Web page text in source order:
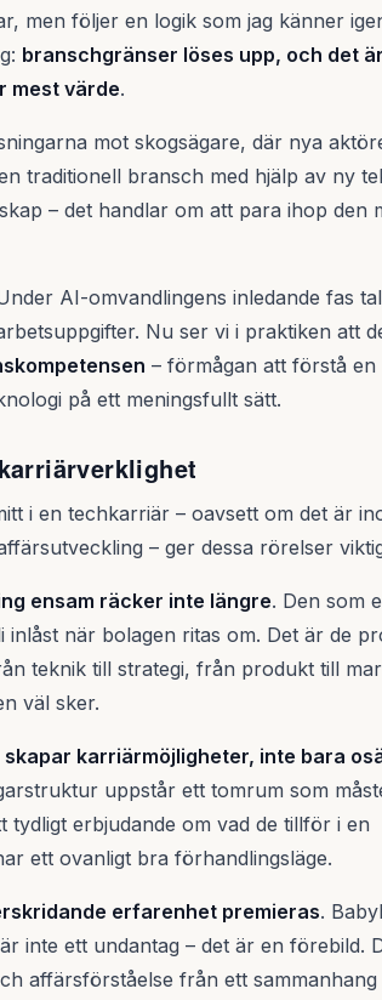
men följer en logik som jag känner
branschgränser löses upp, och det
mest värde.
mot skogsägare, där nya
traditionell bransch med hjälp av ny
– det handlar om att para ihop den
AI-omvandlingens inledande fas
Nu ser vi i praktiken att
– förmågan att förstå
på ett meningsfullt sätt.
i en techkarriär – oavsett om det är
– ger dessa rörelser
ensam räcker inte längre. Den som
inlåst när bolagen ritas om. Det är de
teknik till strategi, från produkt till
väl sker.
karriärmöjligheter, inte bara
uppstår ett tomrum som
tydligt erbjudande om vad de tillför i en
ett ovanligt bra förhandlingsläge.
erfarenhet premieras.
inte ett undantag – det är en förebild.
affärsförståelse från ett